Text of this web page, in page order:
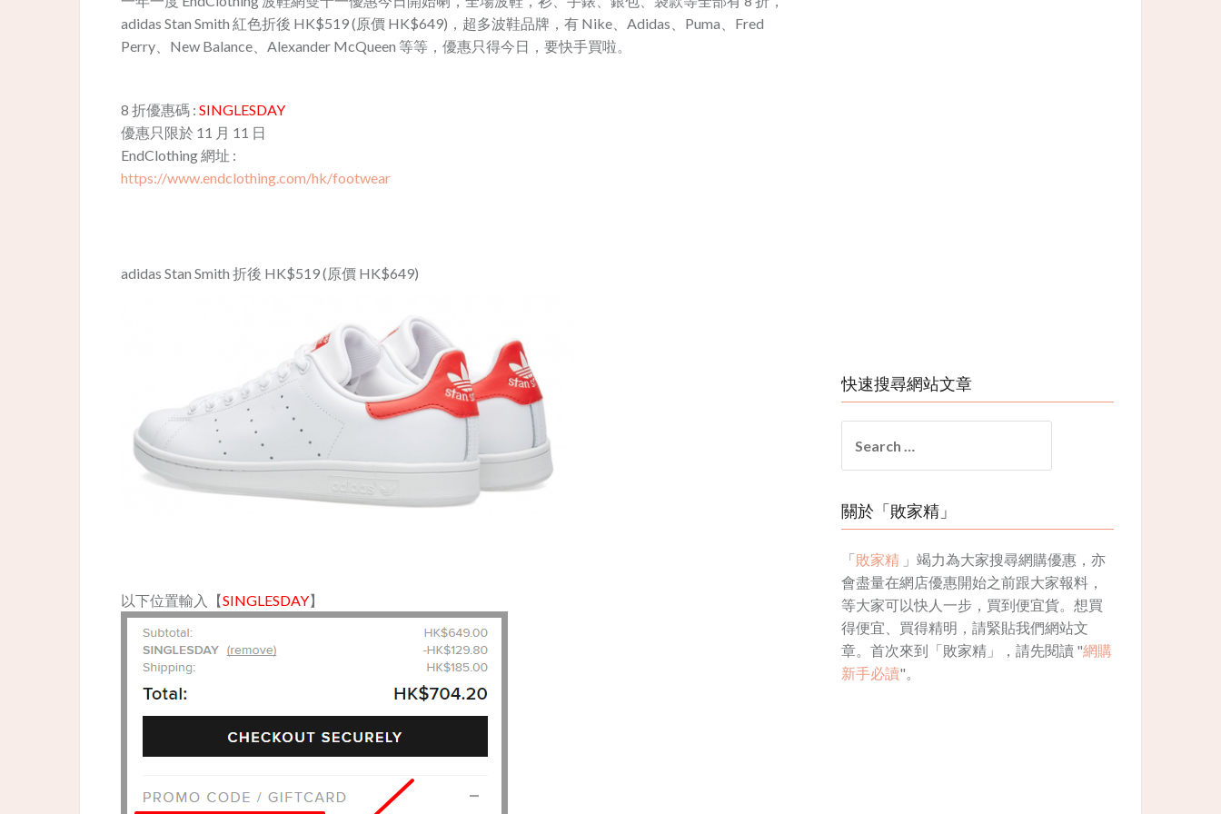
adidas Stan Smith 紅色折後 HK$519 (原價 HK$649)，超多波鞋品牌，有 Nike、Adidas、Puma、Fred
Perry、New Balance、Alexander McQueen 等等，優惠只得今日，要快手買啦。
8 折優惠碼 : SINGLESDAY
優惠只限於 11 月 11 日
EndClothing 網址 :
https://www.endclothing.com/hk/footwear
adidas Stan Smith 折後 HK$519 (原價 HK$649)
以下位置輸入【SINGLESDAY】
快速搜尋網站文章
for:
關於「敗家精」
「敗家精 」竭力為大家搜尋網購優惠，亦
會盡量在網店優惠開始之前跟大家報料，
等大家可以快人一步，買到便宜貨。想買
得便宜、買得精明，請緊貼我們網站文
章。首次來到「敗家精」，請先閱讀 "網購
新手必讀"。